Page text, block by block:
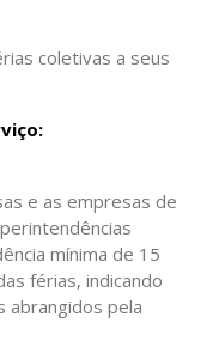
coletivas a seus
e as empresas de
mínima de 15
férias, indicando
abrangidos pela